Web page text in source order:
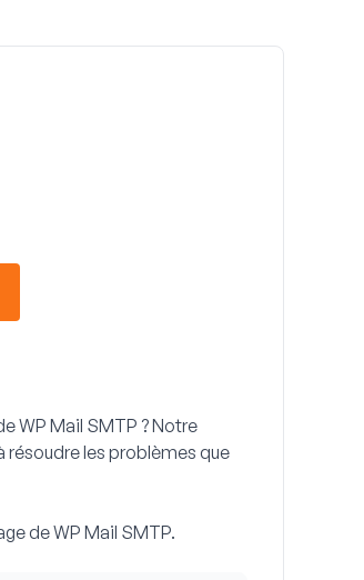
WP Mail SMTP ? Notre
les problèmes que
de WP Mail SMTP.